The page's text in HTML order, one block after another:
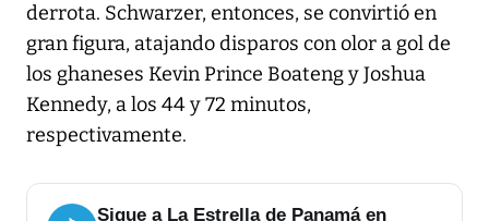
derrota. Schwarzer, entonces, se convirtió en
gran figura, atajando disparos con olor a gol de
los ghaneses Kevin Prince Boateng y Joshua
Kennedy, a los 44 y 72 minutos,
respectivamente.
Sigue a La Estrella de Panamá en